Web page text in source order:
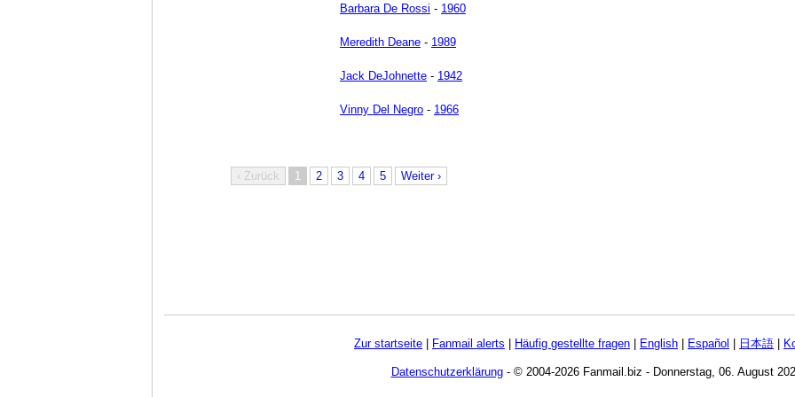
Barbara De Rossi - 1960
Meredith Deane - 1989
Jack DeJohnette - 1942
Vinny Del Negro - 1966
‹ Zurück 1 2 3 4 5 Weiter ›
Zur startseite | Fanmail alerts | Häufig gestellte fragen | English | Español | 日本語 |
Datenschutzerklärung- © 2004-2026 Fanmail.biz - Donnerstag, 06. August